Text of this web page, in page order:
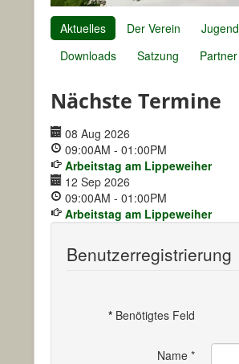
Aktuelles Der Verein Jugend
Downloads
Satzung Partner
Nächste Termine
08 Aug 2026
09:00AM - 01:00PM
Arbeitstag am Lippeweiher
12 Sep 2026
09:00AM - 01:00PM
Arbeitstag am Lippeweiher
Benutzerregistrierung
* Benötigtes Feld
Name *